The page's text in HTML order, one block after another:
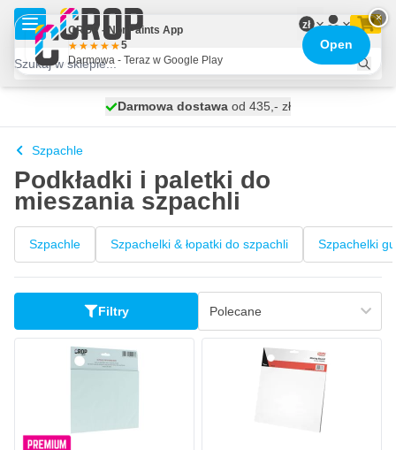
Przejdź do treści
zł
wysyłka dzisiaj
Darmowa dostawa od 435,- zł
100 dni
Szpachle
Podkładki i paletki do
mieszania szpachli
Szpachle Szpachelki & łopatki do szpachli Szpachelki
Filtry
×
CROP - NonPaints App
5
Darmowa - Teraz w Google Play
Open